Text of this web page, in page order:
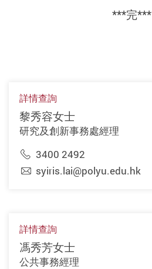
***完***
詳情查詢
黎秀容女士
研究及創新事務處經理
3400 2492
syiris.lai@polyu.edu.hk
詳情查詢
馮秀芳女士
公共事務經理